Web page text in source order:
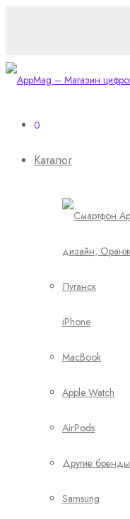
0
Каталог
iPhone
MacBook
Apple Watch
AirPods
Другие бренды
Samsung